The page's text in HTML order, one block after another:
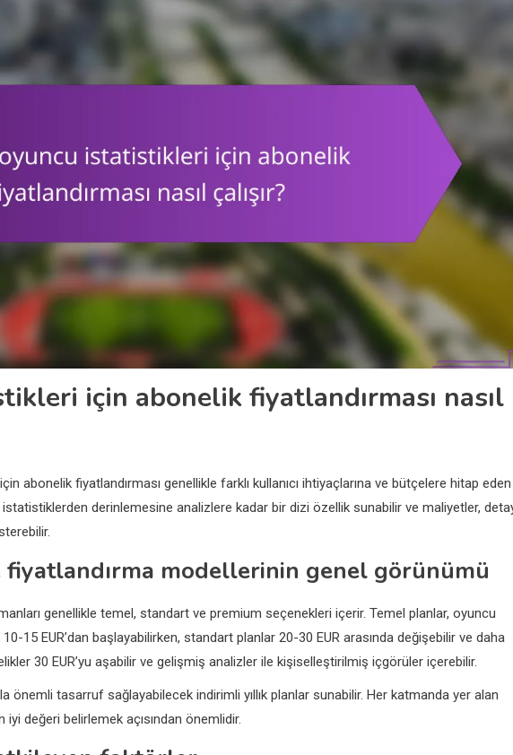
için abonelik fiyatlandırması nasıl
abonelik fiyatlandırması genellikle farklı kullanıcı ihtiyaçlarına ve bütçelere hitap eden
derinlemesine analizlere kadar bir dizi özellik sunabilir ve maliyetler,
modellerinin genel görünümü
genellikle temel, standart ve premium seçenekleri içerir. Temel planlar, oyuncu
10-15 EUR’dan başlayabilirken, standart planlar 20-30 EUR arasında değişebilir ve daha
30 EUR’yu aşabilir ve gelişmiş analizler ile kişiselleştirilmiş içgörüler içerebilir.
önemli tasarruf sağlayabilecek indirimli yıllık planlar sunabilir. Her katmanda yer alan
iyi değeri belirlemek açısından önemlidir.